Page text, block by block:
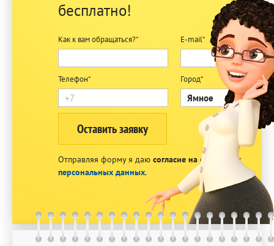
бесплатно!
Как к вам обращаться?* E-mail*
Телефон* Город*
Отправляя форму я даю согласие на обработку
персональных данных.